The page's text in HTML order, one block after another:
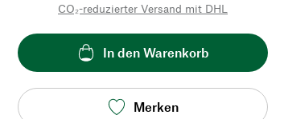
CO₂-reduzierter Versand mit DHL
In den Warenkorb
Merken